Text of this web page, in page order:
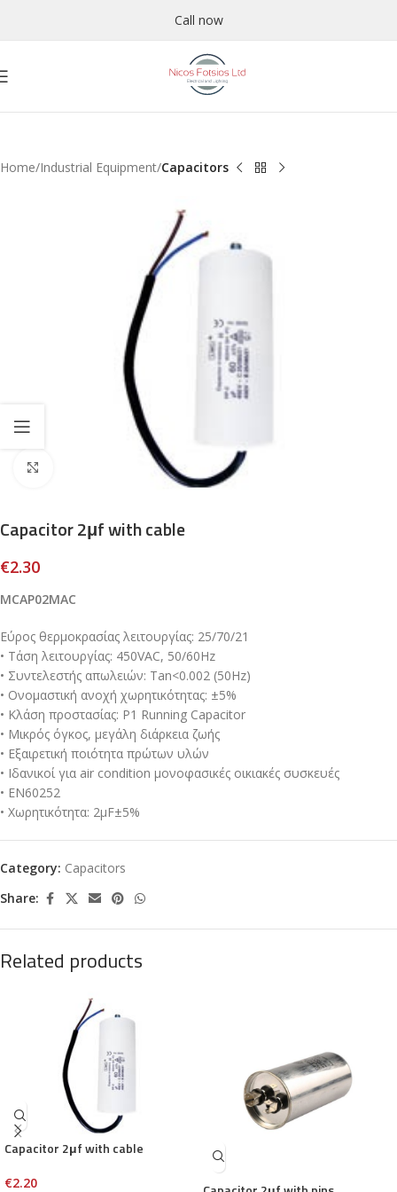
Call now
Home Industrial Equipment Capacitors
Capacitor 2μf with cable
€2.30
MCAP02MAC
Εύρος θερμοκρασίας λειτουργίας: 25/70/21
• Τάση λειτουργίας: 450VAC, 50/60Hz
• Συντελεστής απωλειών: Tan<0.002 (50Hz)
• Ονομαστική ανοχή χωρητικότητας: ±5%
• Κλάση προστασίας: P1 Running Capacitor
• Μικρός όγκος, μεγάλη διάρκεια ζωής
• Εξαιρετική ποιότητα πρώτων υλών
• Ιδανικοί για air condition μονοφασικές οικιακές συσκευές
• EN60252
• Χωρητικότητα: 2μF±5%
Category: Capacitors
Share:
Related products
Capacitor 2μf with cable
€2.20